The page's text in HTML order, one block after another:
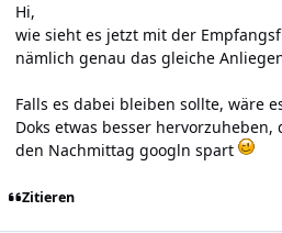
Hi,
wie sieht es jetzt mit der
nämlich genau das gleiche
Falls es dabei bleiben sollte, wäre
Doks etwas besser
den Nachmittag googln spart
Zitieren